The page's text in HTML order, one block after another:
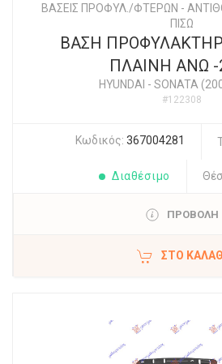
ΒΑΣΕΙΣ ΠΡΟΦΥΛ./ΦΤΕΡΩΝ -
ΠΙΣΩ
ΒΑΣΗ
ΠΛΑΙΝΗ ΑΝΩ -
HYUNDAI - SONATA
#122308
Κωδικός: 367004281
Διαθέσιμο
ΠΡΟΒΟΛΗ
ΣΤΟ ΚΑΛΆΘΙ